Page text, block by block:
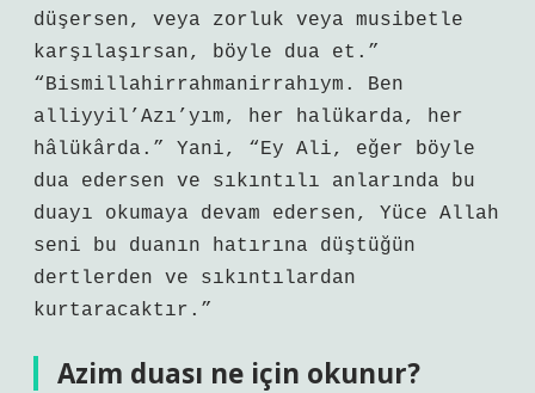
düşersen, veya zorluk veya musibetle
karşılaşırsan, böyle dua et.”
“Bismillahirrahmanirrahıym. Ben
alliyyil’Azı’yım, her halükarda, her
hâlükârda.” Yani, “Ey Ali, eğer böyle
dua edersen ve sıkıntılı anlarında bu
duayı okumaya devam edersen, Yüce Allah
seni bu duanın hatırına düştüğün
dertlerden ve sıkıntılardan
kurtaracaktır.”
Azim duası ne için okunur?